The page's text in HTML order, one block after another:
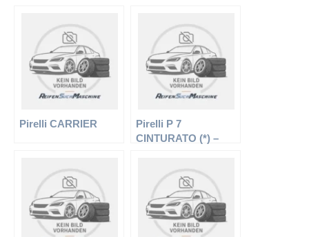
Pirelli CARRIER
Pirelli P 7
CINTURATO (*) –
Sommerreifen